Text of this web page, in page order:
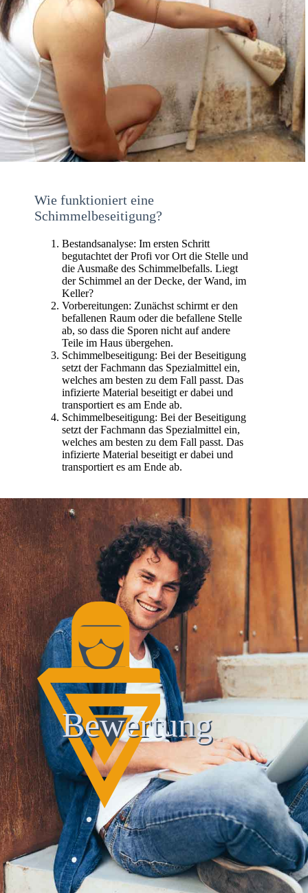
Wie funktioniert eine
Schimmelbeseitigung?
Bestandsanalyse: Im ersten Schritt
begutachtet der Profi vor Ort die Stelle und
die Ausmaße des Schimmelbefalls. Liegt
der Schimmel an der Decke, der Wand, im
Keller?
Vorbereitungen: Zunächst schirmt er den
befallenen Raum oder die befallene Stelle
ab, so dass die Sporen nicht auf andere
Teile im Haus übergehen.
Schimmelbeseitigung: Bei der Beseitigung
setzt der Fachmann das Spezialmittel ein,
welches am besten zu dem Fall passt. Das
infizierte Material beseitigt er dabei und
transportiert es am Ende ab.
Schimmelbeseitigung: Bei der Beseitigung
setzt der Fachmann das Spezialmittel ein,
welches am besten zu dem Fall passt. Das
infizierte Material beseitigt er dabei und
transportiert es am Ende ab.
Bewertung